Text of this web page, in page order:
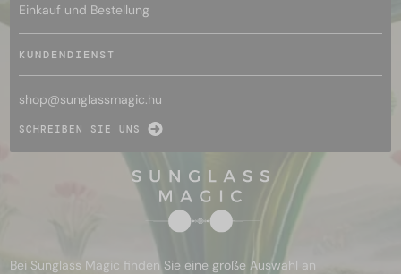
Einkauf und Bestellung
KUNDENDIENST
shop@sunglassmagic.hu
SCHREIBEN SIE UNS
Bei Sunglass Magic finden Sie eine große Auswahl an